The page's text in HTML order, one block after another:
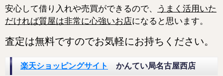
安心して借り入れや売買ができるので、
うまく活用いた
だければ質屋は非常に心強いお店になると思います。
査定は無料ですのでお気軽にお持ちください。
楽天ショッピングサイト かんてい局名古屋西店